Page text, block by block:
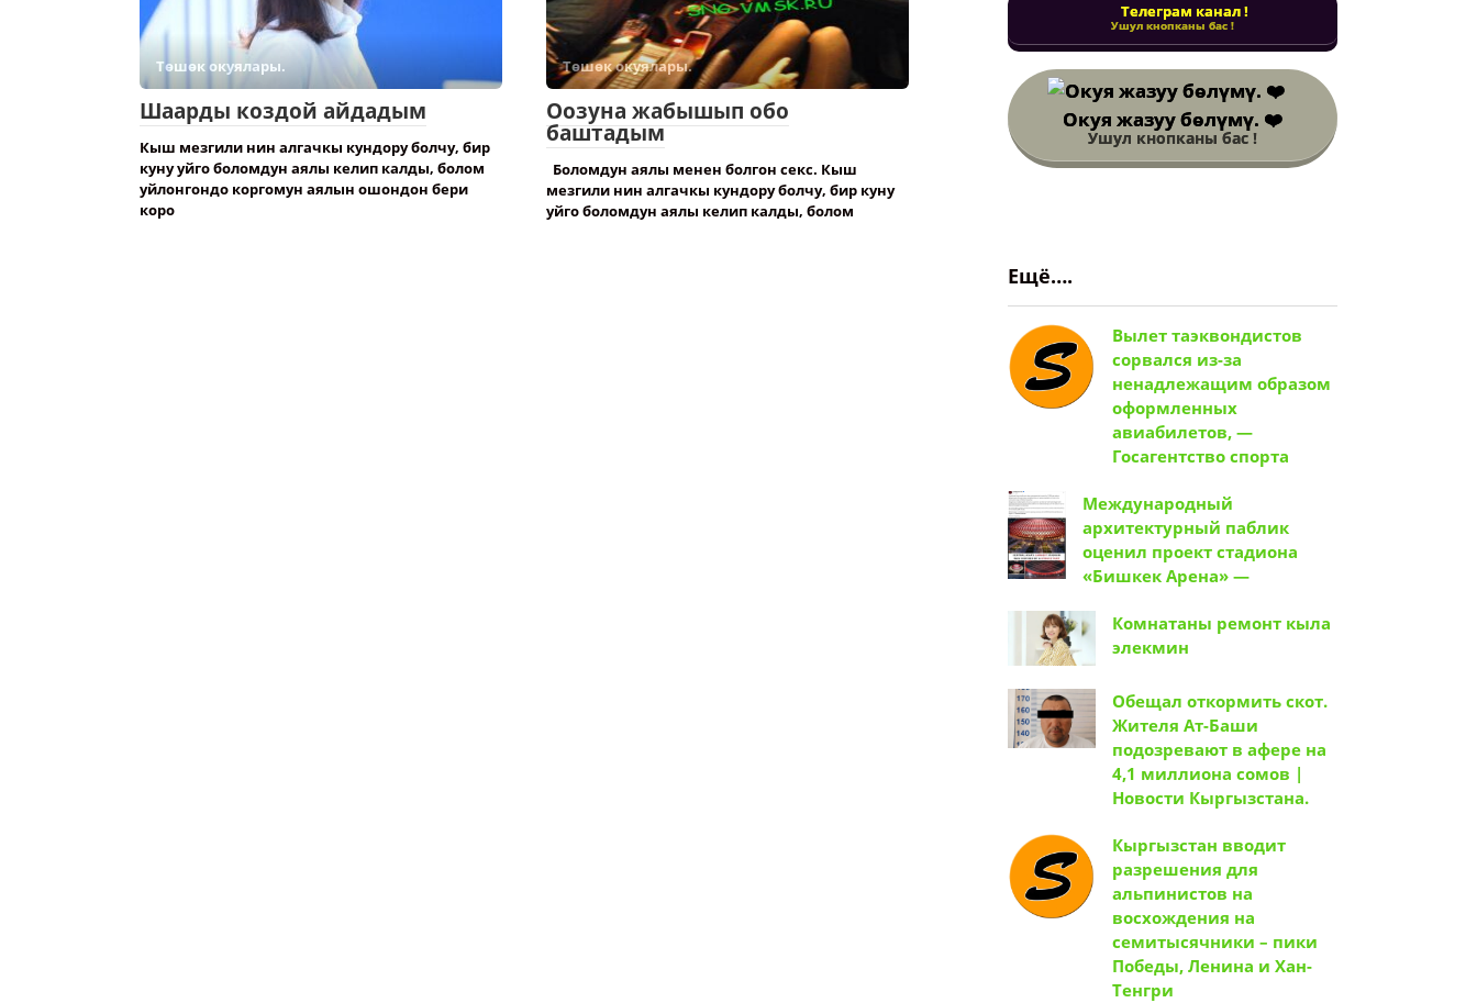
Төшөк окуялары.
Шаарды коздой айдадым
Кыш мезгили нин алгачкы кундору болчу, бир
куну уйго боломдун аялы келип калды, болом
уйлонгондо коргомун аялын ошондон бери
коро
Төшөк окуялары.
Оозуна жабышып обо
баштадым
Боломдун аялы менен болгон секс. Кыш
мезгили нин алгачкы кундору болчу, бир куну
уйго боломдун аялы келип калды, болом
Телеграм канал !
Ушул кнопканы бас !
Окуя жазуу бөлүмү. ❤️
Ушул кнопканы бас !
Ещё….
Вылет таэквондистов
сорвался из-за
ненадлежащим образом
оформленных
авиабилетов, —
Госагентство спорта
Международный
архитектурный паблик
оценил проект стадиона
«Бишкек Арена» —
Комнатаны ремонт кыла
элекмин
Обещал откормить скот.
Жителя Ат-Баши
подозревают в афере на
4,1 миллиона сомов |
Новости Кыргызстана.
Кыргызстан вводит
разрешения для
альпинистов на
восхождения на
семитысячники – пики
Победы, Ленина и Хан-
Тенгри